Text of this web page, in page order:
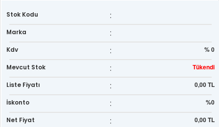
Stok Kodu :
Marka :
Kdv : % 0
Mevcut Stok : Tükendi
Liste Fiyatı : 0,00 TL
İskonto : %0
Net Fiyat : 0,00 TL